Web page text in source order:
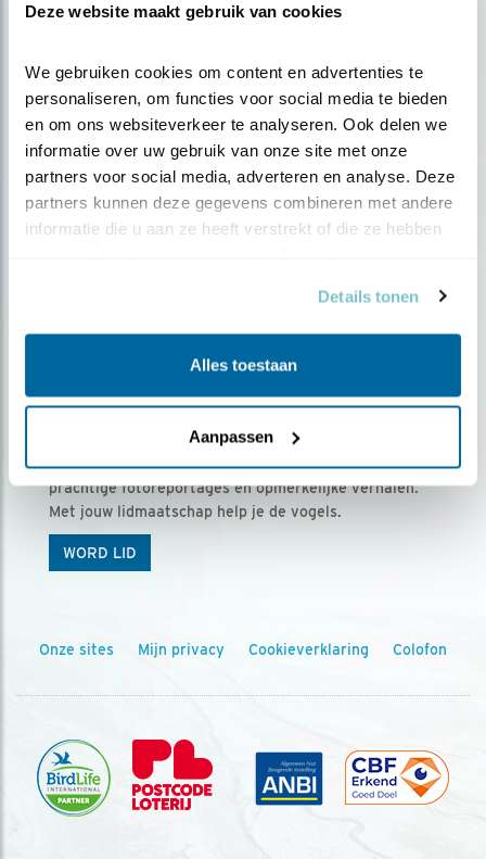
Deze website maakt gebruik van cookies
We gebruiken cookies om content en advertenties te
personaliseren, om functies voor social media te bieden
en om ons websiteverkeer te analyseren. Ook delen we
informatie over uw gebruik van onze site met onze
partners voor social media, adverteren en analyse. Deze
partners kunnen deze gegevens combineren met andere
informatie die u aan ze heeft verstrekt of die ze hebben
Details tonen
Alles toestaan
Aanpassen
Ontvang 5 x Vogels voor € 36,00 per jaar
Vogels is het tijdschrift voor onze leden, met
prachtige fotoreportages en opmerkelijke verhalen.
Met jouw lidmaatschap help je de vogels.
WORD LID
Onze sites Mijn privacy Cookieverklaring Colofon